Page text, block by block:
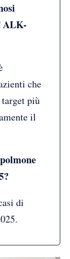
ALK-
che
più
il
di